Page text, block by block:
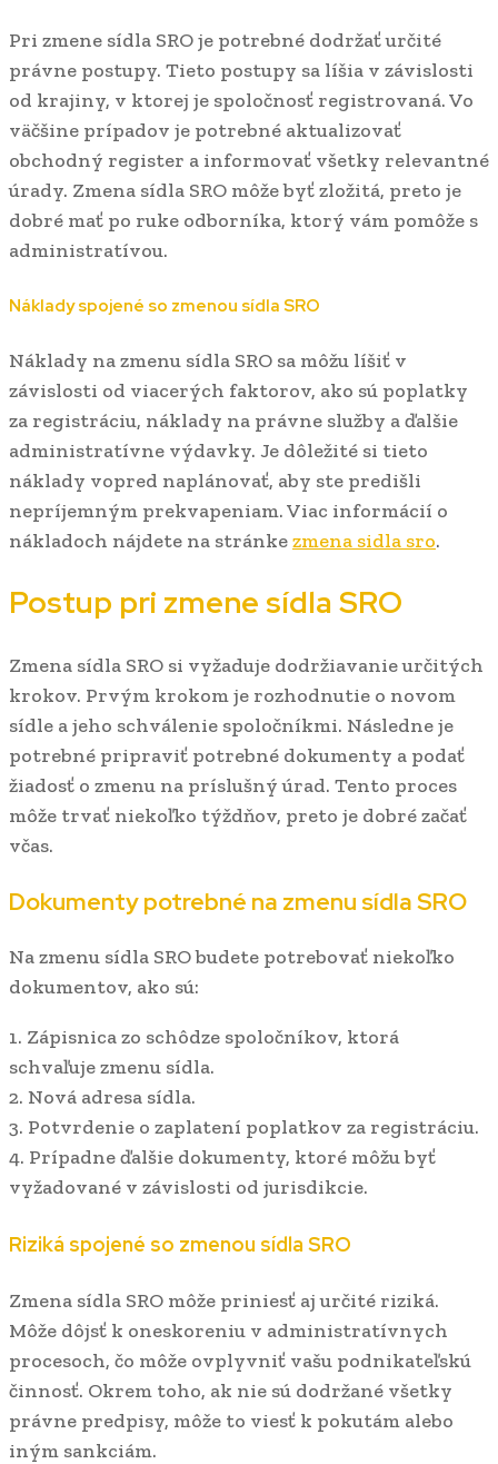
Pri zmene sídla SRO je potrebné dodržať určité
právne postupy. Tieto postupy sa líšia v závislosti
od krajiny, v ktorej je spoločnosť registrovaná. Vo
väčšine prípadov je potrebné aktualizovať
obchodný register a informovať všetky relevantné
úrady. Zmena sídla SRO môže byť zložitá, preto je
dobré mať po ruke odborníka, ktorý vám pomôže s
administratívou.
Náklady spojené so zmenou sídla SRO
Náklady na zmenu sídla SRO sa môžu líšiť v
závislosti od viacerých faktorov, ako sú poplatky
za registráciu, náklady na právne služby a ďalšie
administratívne výdavky. Je dôležité si tieto
náklady vopred naplánovať, aby ste predišli
nepríjemným prekvapeniam. Viac informácií o
nákladoch nájdete na stránkezmena sidla sro.
Postup pri zmene sídla SRO
Zmena sídla SRO si vyžaduje dodržiavanie určitých
krokov. Prvým krokom je rozhodnutie o novom
sídle a jeho schválenie spoločníkmi. Následne je
potrebné pripraviť potrebné dokumenty a podať
žiadosť o zmenu na príslušný úrad. Tento proces
môže trvať niekoľko týždňov, preto je dobré začať
včas.
Dokumenty potrebné na zmenu sídla SRO
Na zmenu sídla SRO budete potrebovať niekoľko
dokumentov, ako sú:
1. Zápisnica zo schôdze spoločníkov, ktorá
schvaľuje zmenu sídla.
2. Nová adresa sídla.
3. Potvrdenie o zaplatení poplatkov za registráciu.
4. Prípadne ďalšie dokumenty, ktoré môžu byť
vyžadované v závislosti od jurisdikcie.
Riziká spojené so zmenou sídla SRO
Zmena sídla SRO môže priniesť aj určité riziká.
Môže dôjsť k oneskoreniu v administratívnych
procesoch, čo môže ovplyvniť vašu podnikateľskú
činnosť. Okrem toho, ak nie sú dodržané všetky
právne predpisy, môže to viesť k pokutám alebo
iným sankciám.